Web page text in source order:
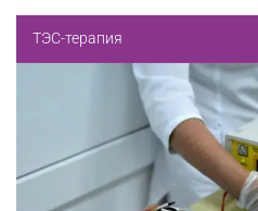
ТЭС-терапия